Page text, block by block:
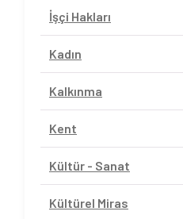
İşçi Hakları
Kadın
Kalkınma
Kent
Kültür - Sanat
Kültürel Miras